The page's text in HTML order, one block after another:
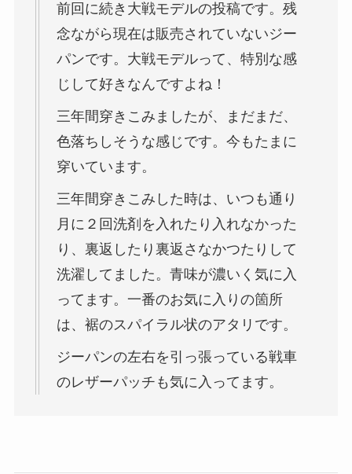
前回に続き大戦モデルの投稿です。残
念ながら現在は販売されていないジー
パンです。大戦モデルって、特別な感
じして好きなんですよね！
三年間穿きこみましたが、まだまだ、
色落ちしそうな感じです。今もたまに
穿いています。
三年間穿きこみした時は、いつも通り
月に２回洗剤を入れたり入れなかった
り、裏返したり裏返さなかつたりして
洗濯してました。青味が濃いく気に入
ってます。一番のお気に入りの箇所
は、裾のスパイラル状のアタリです。
ジーパンの左右を引っ張っている戦車
のレザーパッチも気に入ってます。